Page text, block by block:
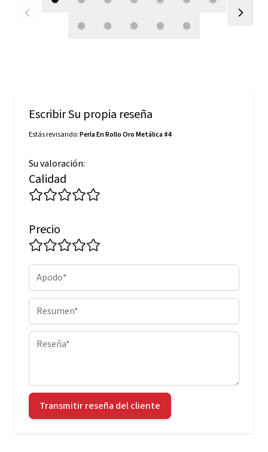
Escribir Su propia reseña
Estás revisando:Perla En Rollo Oro Metálica #4
Su valoración:
Calidad
Precio
Apodo
Resumen
Reseña
Transmitir reseña del cliente